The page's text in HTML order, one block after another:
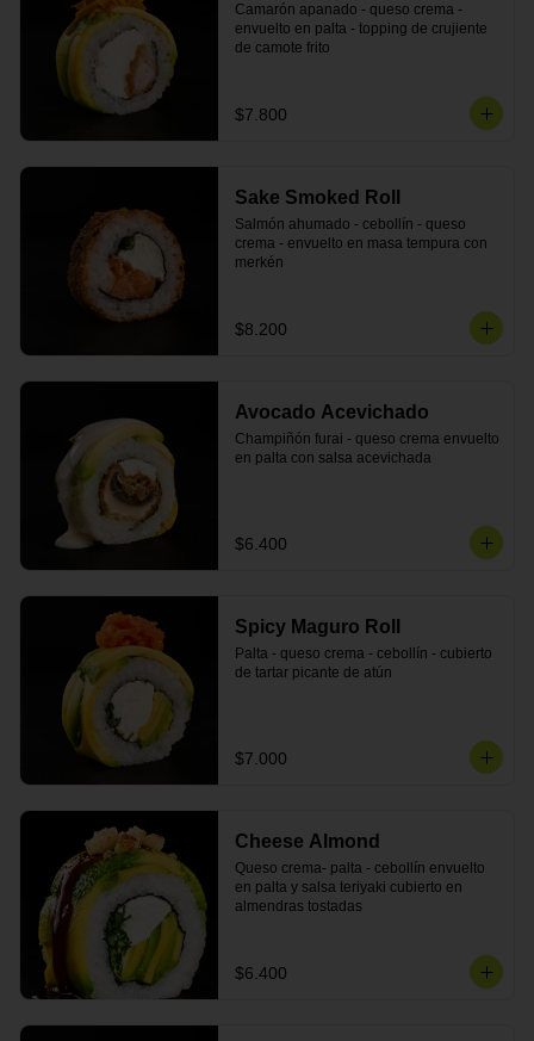
Camarón apanado - queso crema -
envuelto en palta - topping de crujiente
de camote frito
$7.800
Sake Smoked Roll
Salmón ahumado - cebollín - queso
crema - envuelto en masa tempura con
merkén
$8.200
Avocado Acevichado
Champiñón furai - queso crema envuelto
en palta con salsa acevichada
$6.400
Spicy Maguro Roll
Palta - queso crema - cebollín - cubierto
de tartar picante de atún
$7.000
Cheese Almond
Queso crema- palta - cebollín envuelto
en palta y salsa teriyaki cubierto en
almendras tostadas
$6.400